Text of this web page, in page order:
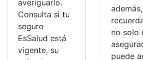
averiguarlo.
Consulta si tu
seguro
EsSalud está
vigente, su
además,
no solo
puede